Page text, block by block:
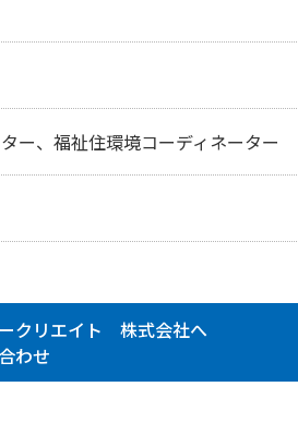
ー、福祉住環境コーディネーター
クリエイト 株式会社へ
わせ